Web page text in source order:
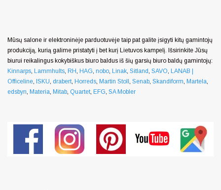
Mūsų salone ir elektroninėje parduotuvėje taip pat galite įsigyti kitų gamintojų
produkciją, kurią galime pristatyti į bet kurį Lietuvos kampelį. Išsirinkite Jūsų
biurui reikalingus kokybiškus biuro baldus iš šių garsių biuro baldų gamintojų:
Kinnarps, Lammhults, RH, HAG, nobo, Linak, Sitland, SAVO, LANAB |
Officeline, ISKU, drabert, Horreds, Martin Stoll, Senab, Skandiform, Martela,
edsbyn, Materia, Mitab, Quartet, EFG, SA Mobler